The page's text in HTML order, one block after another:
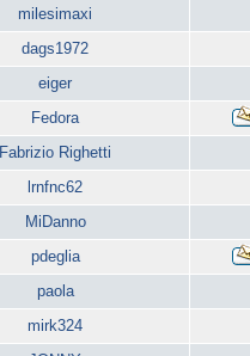
milesimaxi
dags1972
eiger
Fedora
Fabrizio Righetti
lrnfnc62
MiDanno
pdeglia
paola
mirk324